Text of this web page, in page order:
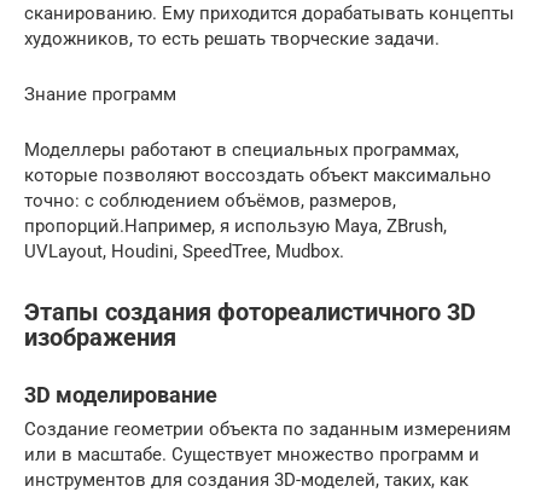
сканированию. Ему приходится дорабатывать концепты
художников, то есть решать творческие задачи.
Знание программ
Моделлеры работают в специальных программах,
которые позволяют воссоздать объект максимально
точно: с соблюдением объёмов, размеров,
пропорций.Например, я использую Maya, ZBrush,
UVLayout, Houdini, SpeedTree, Mudbox.
Этапы создания фотореалистичного 3D
изображения
3D моделирование
Создание геометрии объекта по заданным измерениям
или в масштабе. Существует множество программ и
инструментов для создания 3D-моделей, таких, как